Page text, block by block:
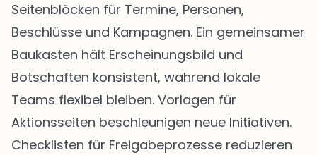
Seitenblöcken für Termine, Personen,
Beschlüsse und Kampagnen. Ein gemeinsamer
Baukasten hält Erscheinungsbild und
Botschaften konsistent, während lokale
Teams flexibel bleiben. Vorlagen für
Aktionsseiten beschleunigen neue Initiativen.
Checklisten für Freigabeprozesse reduzieren